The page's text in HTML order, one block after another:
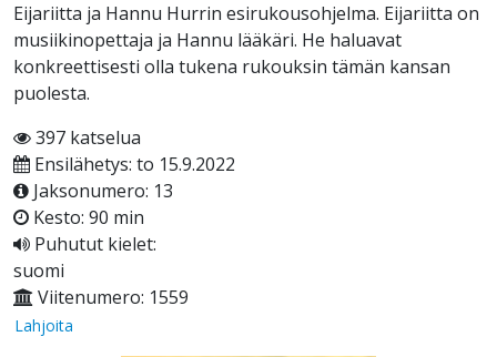
Eijariitta ja Hannu Hurrin esirukousohjelma. Eijariitta on
musiikinopettaja ja Hannu lääkäri. He haluavat
konkreettisesti olla tukena rukouksin tämän kansan
puolesta.
397 katselua
Ensilähetys: to 15.9.2022
Jaksonumero: 13
Kesto: 90 min
Puhutut kielet:
suomi
Viitenumero: 1559
Lahjoita